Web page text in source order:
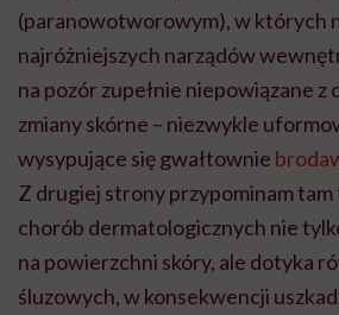
(paranowotworowym), w których
najróżniejszych narządów
na pozór zupełnie niepowiązane z
zmiany skórne – niezwykle
wysypujące się gwałtownie
Z drugiej strony przypominam tam
chorób dermatologicznych nie
na powierzchni skóry, ale dotyka
śluzowych, w konsekwencji